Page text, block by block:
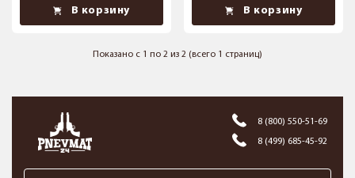
В корзину В корзину
Показано с 1 по 2 из 2 (всего 1 страниц)
8 (800) 550-51-69
8 (499) 685-45-92